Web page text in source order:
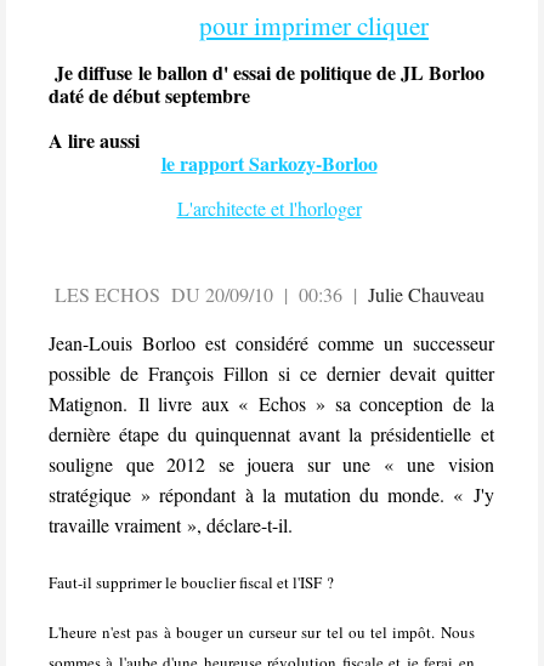
pour imprimer cliquer
Je diffuse le ballon d' essai de politique de JL Borloo
daté de début septembre
A lire aussi
le rapport Sarkozy-Borloo
L'architecte et l'horloger
LES ECHOS DU 20/09/10 | 00:36 | Julie Chauveau
Jean-Louis Borloo est considéré comme un successeur
possible de François Fillon si ce dernier devait quitter
Matignon. Il livre aux « Echos » sa conception de la
dernière étape du quinquennat avant la présidentielle et
souligne que 2012 se jouera sur une « une vision
stratégique » répondant à la mutation du monde. « J'y
travaille vraiment », déclare-t-il.
Faut-il supprimer le bouclier fiscal et l'ISF ?
L'heure n'est pas à bouger un curseur sur tel ou tel impôt. Nous